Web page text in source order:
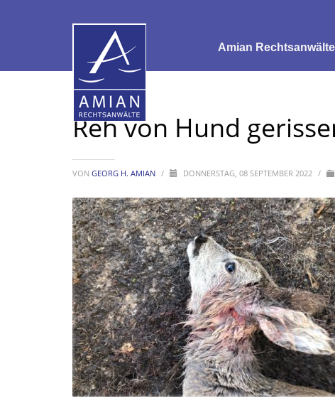
Amian
Reh von Hund
VON GEORG H. AMIAN / DONNERSTAG, 08 SEPTEMBER 2022 /